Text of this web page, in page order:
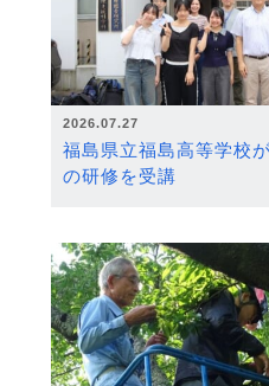
2026.07.27
福島県立福島高等学校
の研修を受講